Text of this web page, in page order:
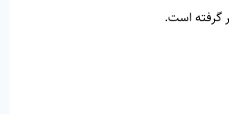
گرفته است.